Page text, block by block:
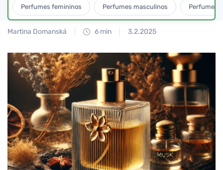
Perfumes femininos Perfumes masculinos Perfumes
Martina Domanská 6 min 3.2.2025